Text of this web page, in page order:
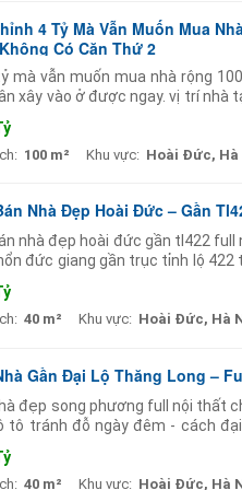
4 Tỷ Mà Vẫn Muốn Mua
Có Căn Thứ 2
mà vẫn muốn mua nhà rộng
xây vào ở được ngay. vị trí
100 m² Khu vực: Hoài Đức, Hà
Nhà Đẹp Hoài Đức – Gần
nhà đẹp hoài đức gần tl422
đức giang gần trục tỉnh lộ 422
40 m² Khu vực: Hoài Đức, Hà
Gần Đại Lộ Thăng Long –
đẹp song phương full nội thất
tô tránh đỗ ngày đêm - cách
40 m² Khu vực: Hoài Đức, Hà